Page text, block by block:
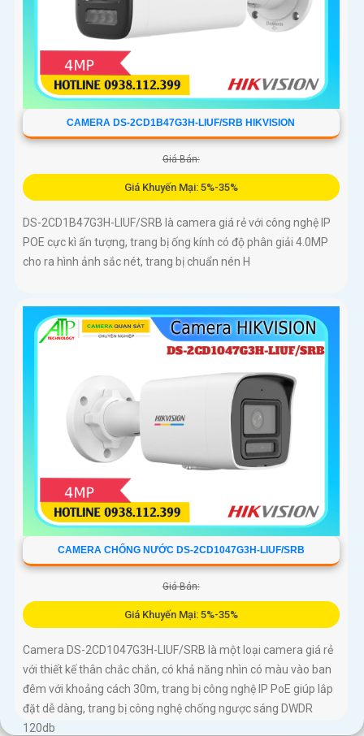
CAMERA DS-2CD1B47G3H-LIUF/SRB HIKVISION
Giá Bán:
Giá Khuyến Mại: 5%-35%
DS-2CD1B47G3H-LIUF/SRB là camera giá rẻ với công nghệ IP
POE cực kì ấn tượng, trang bị ống kính có độ phân giải 4.0MP
cho ra hình ảnh sắc nét, trang bị chuẩn nén H
CAMERA CHỐNG NƯỚC DS-2CD1047G3H-LIUF/SRB
Giá Bán:
Giá Khuyến Mại: 5%-35%
Camera DS-2CD1047G3H-LIUF/SRB là một loại camera giá rẻ
với thiết kế thân chắc chắn, có khả năng nhìn có màu vào ban
đêm với khoảng cách 30m, trang bị công nghệ IP PoE giúp lắp
đặt dễ dàng, trang bị công nghệ chống ngược sáng DWDR
120db